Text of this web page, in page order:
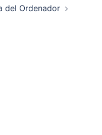
del Ordenador